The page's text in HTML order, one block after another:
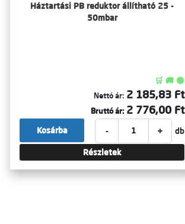
Háztartási PB reduktor állítható 25 -
50mbar
🛒 🚚 🟢
Nettó ár: 2 185,83 Ft
Bruttó ár: 2 776,00 Ft
- + db
Kosárba
Részletek